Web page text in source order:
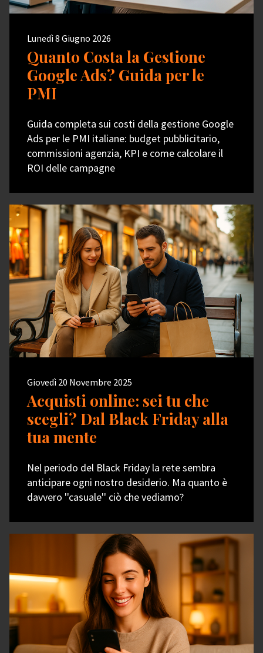
Lunedì 8 Giugno 2026
Quanto Costa la Gestione
Google Ads? Guida per le
PMI
Guida completa sui costi della gestione Google
Ads per le PMI italiane: budget pubblicitario,
commissioni agenzia, KPI e come calcolare il
ROI delle campagne
Giovedì 20 Novembre 2025
Acquisti online: sei tu che
scegli? Dal Black Friday alla
tua mente
Nel periodo del Black Friday la rete sembra
anticipare ogni nostro desiderio. Ma quanto è
davvero ''casuale'' ciò che vediamo?